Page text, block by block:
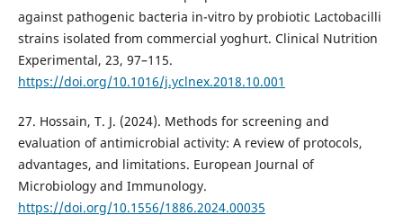
against pathogenic bacteria in-vitro by probiotic Lactobacilli
strains isolated from commercial yoghurt. Clinical Nutrition
Experimental, 23, 97–115.
https://doi.org/10.1016/j.yclnex.2018.10.001
27. Hossain, T. J. (2024). Methods for screening and
evaluation of antimicrobial activity: A review of protocols,
advantages, and limitations. European Journal of
Microbiology and Immunology.
https://doi.org/10.1556/1886.2024.00035